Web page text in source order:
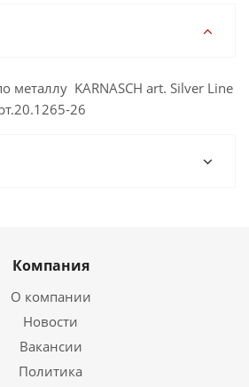
металлу KARNASCH art. Silver Line
26
Компания
О компании
Новости
Вакансии
Политика